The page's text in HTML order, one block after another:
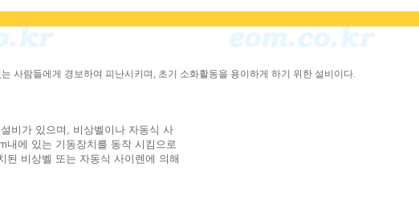
사람들에게 경보하여 피난시키며, 초기 소화활동을 용이하게 하기 위한 설비이다.
비가 있으며, 비상벨이나 자동식 사
내에 있는 기동장치를 동작 시킴으로
된 비상벨 또는 자동식 사이렌에 의해